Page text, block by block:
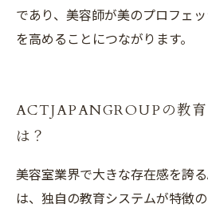
であり、美容師が美のプロフェ
を高めることにつながります。
ACTJAPANGROUPの教育
は？
美容室業界で大きな存在感を誇る
は、独自の教育システムが特徴